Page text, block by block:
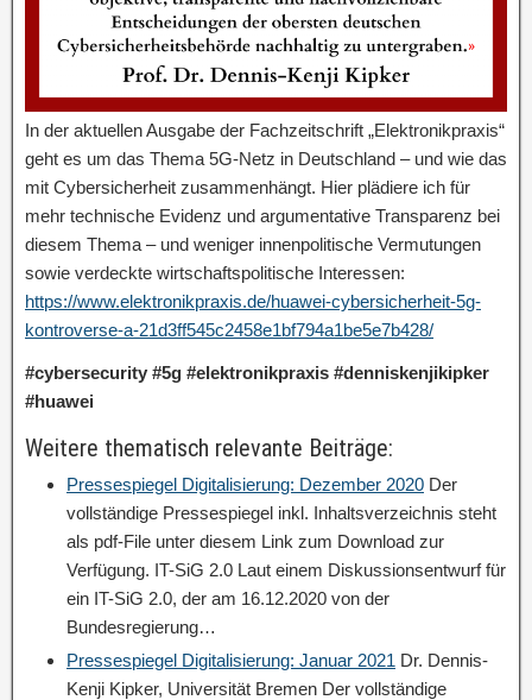
In der aktuellen Ausgabe der Fachzeitschrift „Elektronikpraxis“
geht es um das Thema 5G-Netz in Deutschland – und wie das
mit Cybersicherheit zusammenhängt. Hier plädiere ich für
mehr technische Evidenz und argumentative Transparenz bei
diesem Thema – und weniger innenpolitische Vermutungen
sowie verdeckte wirtschaftspolitische Interessen:
https://www.elektronikpraxis.de/huawei-cybersicherheit-5g-
kontroverse-a-21d3ff545c2458e1bf794a1be5e7b428/
#cybersecurity #5g #elektronikpraxis #denniskenjikipker
#huawei
Weitere thematisch relevante Beiträge:
Pressespiegel Digitalisierung: Dezember 2020 Der
vollständige Pressespiegel inkl. Inhaltsverzeichnis steht
als pdf-File unter diesem Link zum Download zur
Verfügung. IT-SiG 2.0 Laut einem Diskussionsentwurf für
ein IT-SiG 2.0, der am 16.12.2020 von der
Bundesregierung…
Pressespiegel Digitalisierung: Januar 2021 Dr. Dennis-
Kenji Kipker, Universität Bremen Der vollständige